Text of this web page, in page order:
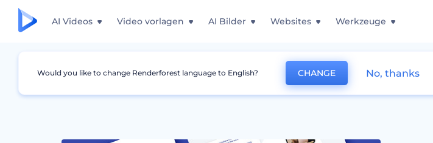
AI Videos Video vorlagen AI Bilder Websites Werkzeuge
Grafiken Präsentationen Startup Pitch Deck
Would you like to change Renderforest language to English? CHANGE No, thanks